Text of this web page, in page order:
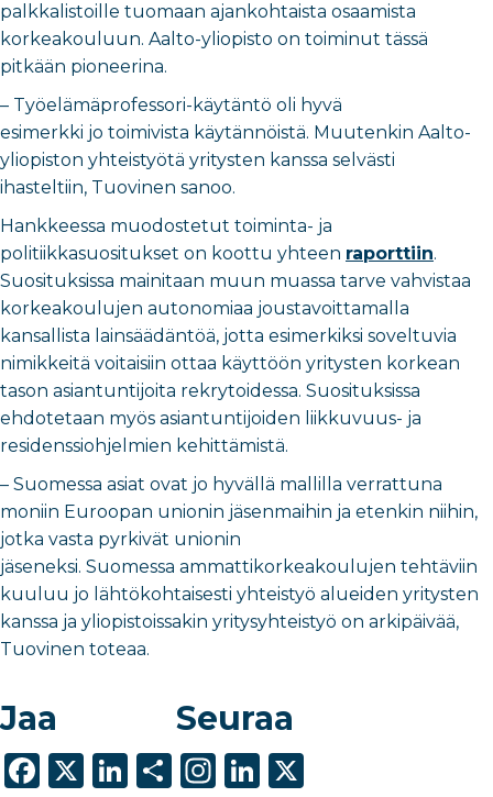
palkkalistoille tuomaan ajankohtaista osaamista
korkeakouluun. Aalto-yliopisto on toiminut tässä
pitkään pioneerina.
– Työelämäprofessori-käytäntö oli hyvä
esimerkki jo toimivista käytännöistä. Muutenkin Aalto-
yliopiston yhteistyötä yritysten kanssa selvästi
ihasteltiin, Tuovinen sanoo.
Hankkeessa muodostetut toiminta- ja
politiikkasuositukset on koottu yhteen raporttiin.
Suosituksissa mainitaan muun muassa tarve vahvistaa
korkeakoulujen autonomiaa joustavoittamalla
kansallista lainsäädäntöä, jotta esimerkiksi soveltuvia
nimikkeitä voitaisiin ottaa käyttöön yritysten korkean
tason asiantuntijoita rekrytoidessa. Suosituksissa
ehdotetaan myös asiantuntijoiden liikkuvuus- ja
residenssiohjelmien kehittämistä.
– Suomessa asiat ovat jo hyvällä mallilla verrattuna
moniin Euroopan unionin jäsenmaihin ja etenkin niihin,
jotka vasta pyrkivät unionin
jäseneksi. Suomessa ammattikorkeakoulujen tehtäviin
kuuluu jo lähtökohtaisesti yhteistyö alueiden yritysten
kanssa ja yliopistoissakin yritysyhteistyö on arkipäivää,
Tuovinen toteaa.
Jaa
F
X
Li S
Seuraa
In Li